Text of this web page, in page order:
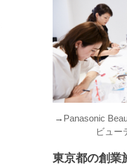
→ Panasonic
ビュー
東京都の創